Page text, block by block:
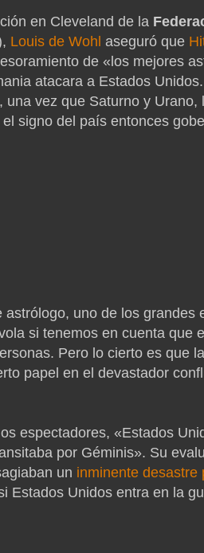
en Cleveland de la
Louis de Wohl aseguró que
de «los mejores
atacara a Estados
vez que Saturno y Urano,
signo del país entonces
uno de los grandes
si tenemos en cuenta que
Pero lo cierto es que
papel en el devastador
espectadores, «Estados
por Géminis». Su
un inminente desastre
Estados Unidos entra en la